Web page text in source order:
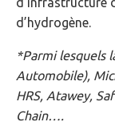
d’hydrogène.
*Parmi lesquels
Automobile),
HRS, Atawey,
Chain….